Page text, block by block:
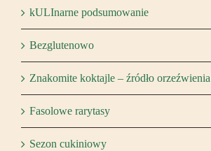
kULInarne podsumowanie
Bezglutenowo
Znakomite koktajle – źródło orzeźwienia
Fasolowe rarytasy
Sezon cukiniowy